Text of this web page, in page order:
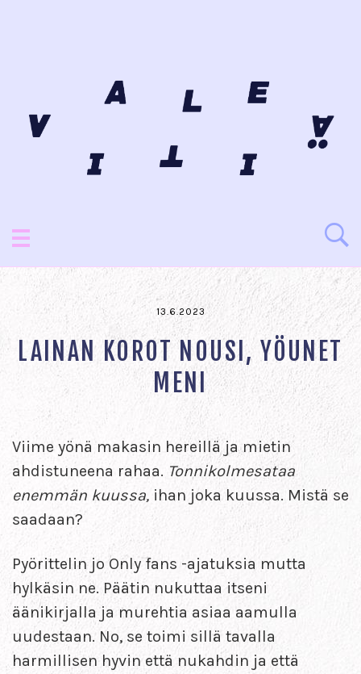
13.6.2023
LAINAN KOROT NOUSI, YÖUNET
MENI
Viime yönä makasin hereillä ja mietin
ahdistuneena rahaa. Tonnikolmesataa
enemmän kuussa, ihan joka kuussa. Mistä se
saadaan?
Pyörittelin jo Only fans -ajatuksia mutta
hylkäsin ne. Päätin nukuttaa itseni
äänikirjalla ja murehtia asiaa aamulla
uudestaan. No, se toimi sillä tavalla
harmillisen hyvin että nukahdin ja että